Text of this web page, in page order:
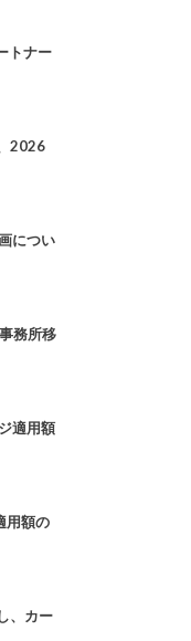
トナー
2026
につい
務所移
適用額
用額の
、カー